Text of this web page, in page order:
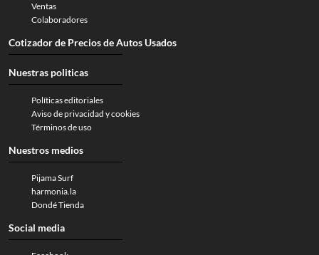
Ventas
Colaboradores
Cotizador de Precios de Autos Usados
Nuestras politicas
Políticas editoriales
Aviso de privacidad y cookies
Términos de uso
Nuestros medios
Pijama Surf
harmonia.la
Dondé Tienda
Social media